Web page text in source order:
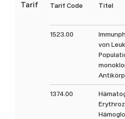
Tarif Tarif Code Titel
1523.00
von
1374.00